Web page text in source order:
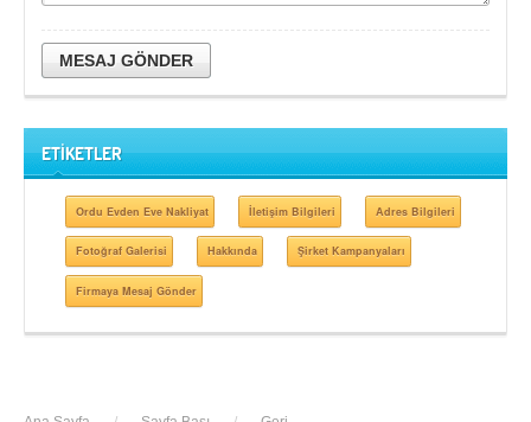
MESAJ GÖNDER
ETİKETLER
Ordu Evden Eve Nakliyat İletişim Bilgileri Adres Bilgileri
Fotoğraf Galerisi Hakkında Şirket Kampanyaları
Firmaya Mesaj Gönder